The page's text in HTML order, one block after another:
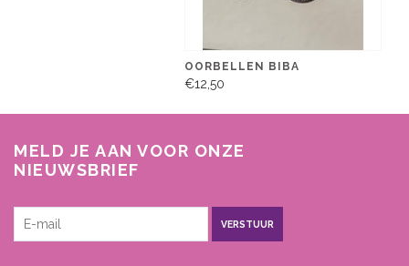
OORBELLEN BIBA
€12,50
MELD JE AAN VOOR ONZE
NIEUWSBRIEF
VERSTUUR